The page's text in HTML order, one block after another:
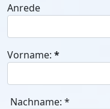
Anrede
Vorname: *
Nachname: *